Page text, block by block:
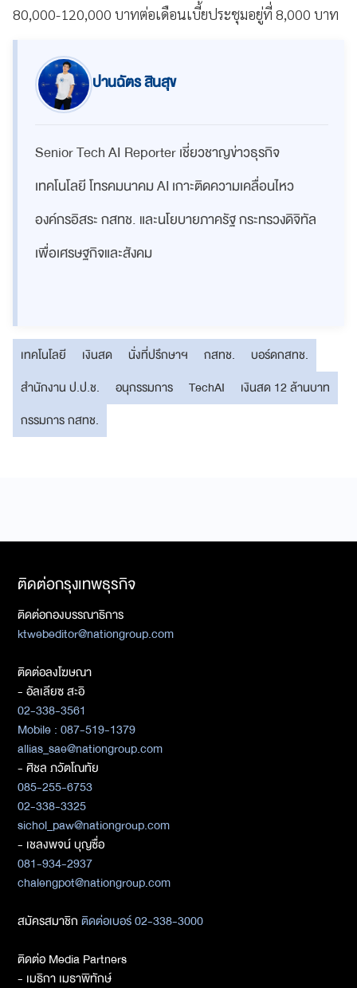
80,000-120,000 บาทต่อเดือนเบี้ยประชุมอยู่ที่ 8,000 บาท
ปานฉัตร สินสุข
Senior Tech AI Reporter เชี่ยวชาญข่าวธุรกิจ
เทคโนโลยี โทรคมนาคม AI เกาะติดความเคลื่อนไหว
องค์กรอิสระ กสทช. และนโยบายภาครัฐ กระทรวงดิจิทัล
เพื่อเศรษฐกิจและสังคม
เทคโนโลยี เงินสด นั่งที่ปรึกษาฯ กสทช.
บอร์ดกสทช.
สำนักงาน ป.ป.ช.
อนุกรรมการ TechAI
เงินสด 12 ล้านบาท
กรรมการ กสทช.
ติดต่อกรุงเทพธุรกิจ
ติดต่อกองบรรณาธิการ
ktwebeditor@nationgroup.com
ติดต่อลงโฆษณา
- อัลเลียซ สะอิ
02-338-3561
Mobile : 087-519-1379
allias_sae@nationgroup.com
- ศิชล ภวัตโณทัย
085-255-6753
02-338-3325
sichol_paw@nationgroup.com
- เชลงพจน์ บุญซื่อ
081-934-2937
chalengpot@nationgroup.com
สมัครสมาชิกติดต่อเบอร์ 02-338-3000
ติดต่อ Media Partners
- เมธิกา เมธาพิทักษ์